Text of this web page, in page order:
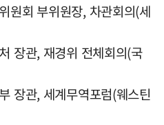
회 부위원장, 차관회의(세
장관, 재경위 전체회의(국
장관, 세계무역포럼(웨스틴